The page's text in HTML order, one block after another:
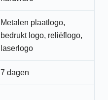
Metalen plaatlogo,
bedrukt logo, reliëflogo,
laserlogo
7 dagen